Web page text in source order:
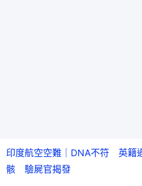
印度航空空難｜DNA不符 英籍
骸 驗屍官揭發